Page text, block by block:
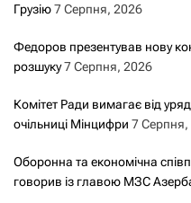
Грузію7 Серпня, 2026
Федоров презентував нову
розшуку7 Серпня, 2026
Комітет Ради вимагає від
очільниці Мінцифри 7 Серпня,
Оборонна та економічна
говорив із главою МЗС